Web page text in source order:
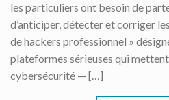
les particuliers ont besoin de
d’anticiper, détecter et corriger
de hackers professionnel »
plateformes sérieuses qui
cybersécurité — […]